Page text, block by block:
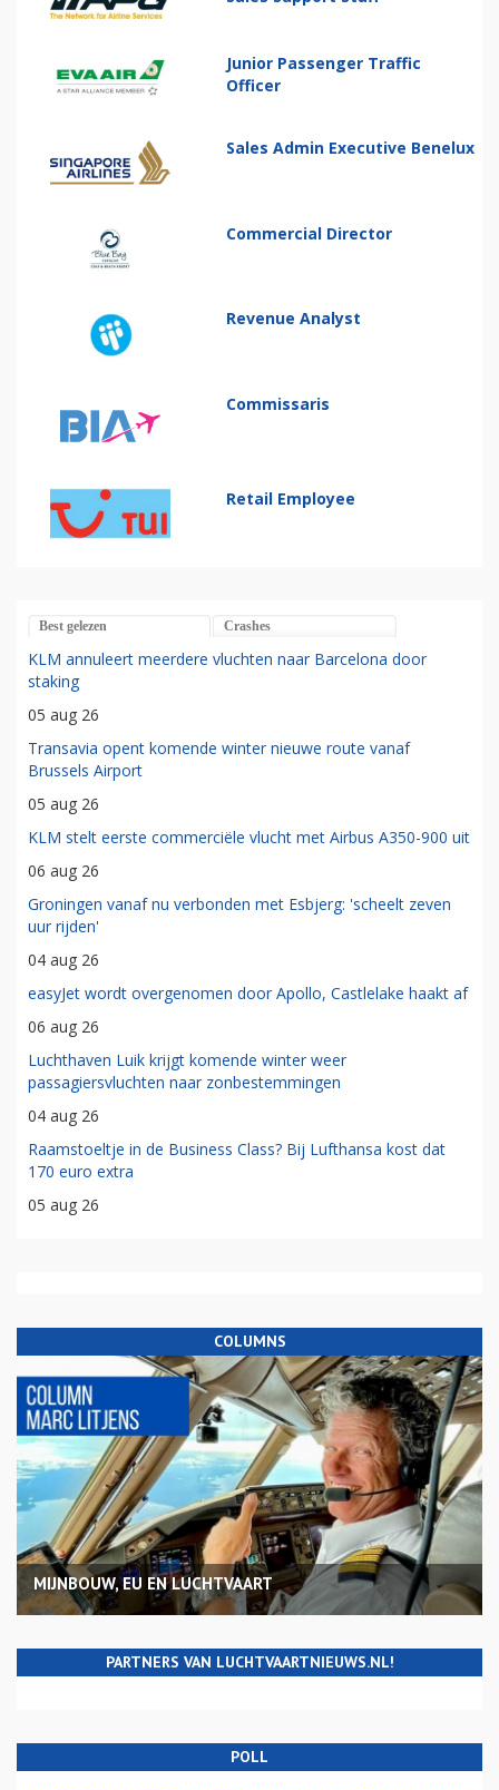
Junior Passenger Traffic
Officer
Sales Admin Executive Benelux
Commercial Director
Revenue Analyst
Commissaris
Retail Employee
Best gelezen Crashes
KLM annuleert meerdere vluchten naar Barcelona door
staking
05 aug 26
Transavia opent komende winter nieuwe route vanaf
Brussels Airport
05 aug 26
KLM stelt eerste commerciële vlucht met Airbus A350-900 uit
06 aug 26
Groningen vanaf nu verbonden met Esbjerg: 'scheelt zeven
uur rijden'
04 aug 26
easyJet wordt overgenomen door Apollo, Castlelake haakt af
06 aug 26
Luchthaven Luik krijgt komende winter weer
passagiersvluchten naar zonbestemmingen
04 aug 26
Raamstoeltje in de Business Class? Bij Lufthansa kost dat
170 euro extra
05 aug 26
COLUMNS
MIJNBOUW, EU EN LUCHTVAART
PARTNERS VAN LUCHTVAARTNIEUWS.NL!
POLL